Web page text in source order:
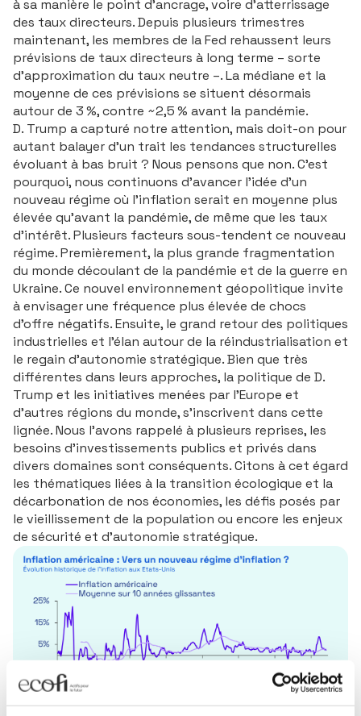
à sa manière le point d’ancrage, voire d’atterrissage
des taux directeurs. Depuis plusieurs trimestres
maintenant, les membres de la Fed rehaussent leurs
prévisions de taux directeurs à long terme – sorte
d’approximation du taux neutre –. La médiane et la
moyenne de ces prévisions se situent désormais
autour de 3 %, contre ~2,5 % avant la pandémie.
D. Trump a capturé notre attention, mais doit-on pour
autant balayer d’un trait les tendances structurelles
évoluant à bas bruit ? Nous pensons que non. C’est
pourquoi, nous continuons d’avancer l’idée d’un
nouveau régime où l’inflation serait en moyenne plus
élevée qu’avant la pandémie, de même que les taux
d’intérêt. Plusieurs facteurs sous-tendent ce nouveau
régime. Premièrement, la plus grande fragmentation
du monde découlant de la pandémie et de la guerre en
Ukraine. Ce nouvel environnement géopolitique invite
à envisager une fréquence plus élevée de chocs
d’offre négatifs. Ensuite, le grand retour des politiques
industrielles et l’élan autour de la réindustrialisation et
le regain d’autonomie stratégique. Bien que très
différentes dans leurs approches, la politique de D.
Trump et les initiatives menées par l’Europe et
d’autres régions du monde, s’inscrivent dans cette
lignée. Nous l’avons rappelé à plusieurs reprises, les
besoins d'investissements publics et privés dans
divers domaines sont conséquents. Citons à cet égard
les thématiques liées à la transition écologique et la
décarbonation de nos économies, les défis posés par
le vieillissement de la population ou encore les enjeux
de sécurité et d’autonomie stratégique.